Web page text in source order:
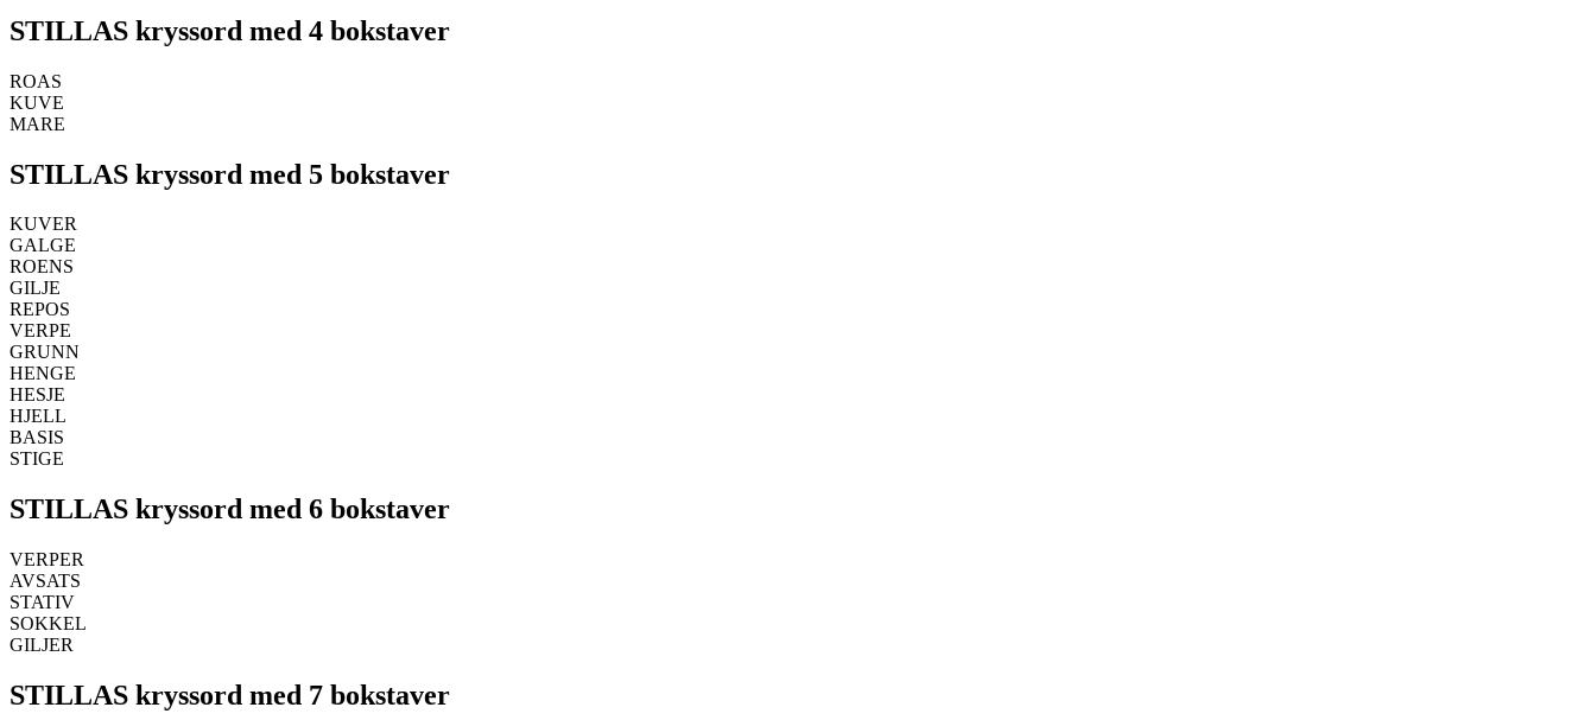
STILLAS kryssord med 4 bokstaver
ROAS
KUVE
MARE
STILLAS kryssord med 5 bokstaver
KUVER
GALGE
ROENS
GILJE
REPOS
VERPE
GRUNN
HENGE
HESJE
HJELL
BASIS
STIGE
STILLAS kryssord med 6 bokstaver
VERPER
AVSATS
STATIV
SOKKEL
GILJER
STILLAS kryssord med 7 bokstaver